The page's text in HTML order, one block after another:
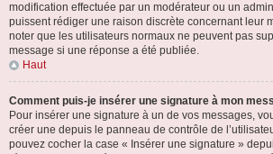
modification effectuée par un modérateur ou un
puissent rédiger une raison discrète concernant leur
noter que les utilisateurs normaux ne peuvent pas
message si une réponse a été publiée.
Haut
Comment puis-je insérer une signature à mon
Pour insérer une signature à un de vos messages,
créer une depuis le panneau de contrôle de
pouvez cocher la case « Insérer une signature »